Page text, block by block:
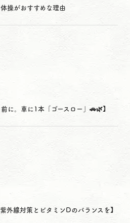
操がおすすめな理由
に。車に1本「ゴースロー」🚗🌿】
外線対策とビタミンDのバランスを】